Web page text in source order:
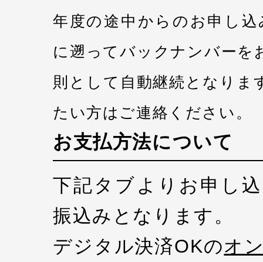
年度の途中からのお申し
に遡ってバックナンバーを
則として自動継続となりま
たい方はご連絡ください。
お支払方法について
下記タブよりお申し
振込みとなります。
デジタル決済OKのオ